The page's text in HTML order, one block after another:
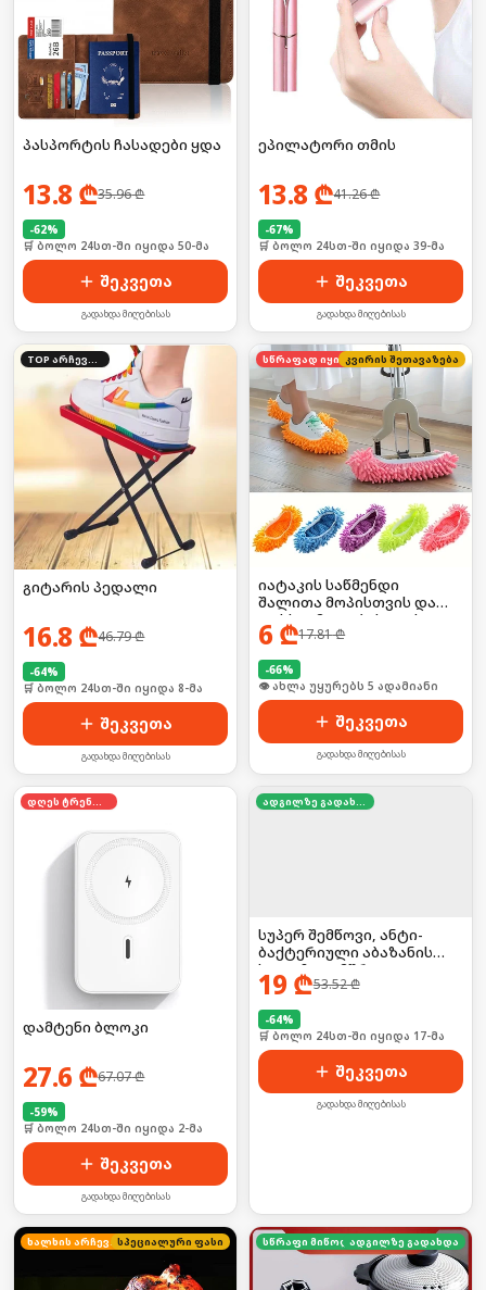
პასპორტის ჩასადები ყდა
13.8 ₾35.96₾
-62%
🛒 ბოლო 24სთ-ში იყიდა 50-მა
შეკვეთა
გადახდა მიღებისას
ეპილატორი თმის
13.8 ₾41.26₾
-67%
🛒 ბოლო 24სთ-ში იყიდა 39-მა
შეკვეთა
გადახდა მიღებისას
TOP არჩევანი
გიტარის პედალი
16.8 ₾46.79₾
-64%
🛒 ბოლო 24სთ-ში იყიდა 8-მა
შეკვეთა
გადახდა მიღებისას
სწრაფად იყიდება
კვირის შეთავაზება
იატაკის საწმენდი
შალითა მოპისთვის და
ფეხსაცმელებისთვის 2ც
6 ₾17.81₾
-66%
🛒 ბოლო 24სთ-ში იყიდა 11-მა
შეკვეთა
გადახდა მიღებისას
დღეს ტრენდში
დამტენი ბლოკი
27.6 ₾67.07₾
-59%
🛒 ბოლო 24სთ-ში იყიდა 2-მა
შეკვეთა
გადახდა მიღებისას
ადგილზე გადახდა
სუპერ შემწოვი, ანტი-
ბაქტერიული აბაზანის
ხალიჩა — მშრალი და
უსაფრთხო იატაკისთვის
19 ₾53.52₾
-64%
🛒 ბოლო 24სთ-ში იყიდა 17-მა
შეკვეთა
გადახდა მიღებისას
ხალხის არჩევანისპეციალური ფასი სწრაფი მიწოდება
ადგილზე გადახდა